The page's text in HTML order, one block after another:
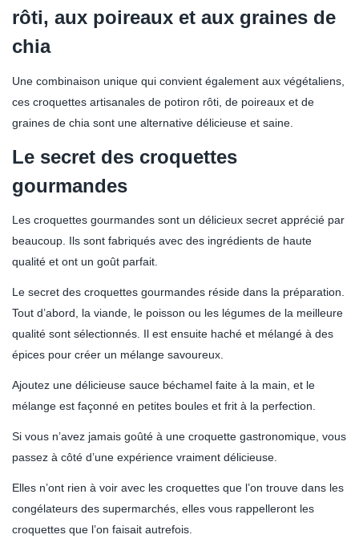
rôti, aux poireaux et aux graines de
chia
Une combinaison unique qui convient également aux végétaliens,
ces croquettes artisanales de potiron rôti, de poireaux et de
graines de chia sont une alternative délicieuse et saine.
Le secret des croquettes
gourmandes
Les croquettes gourmandes sont un délicieux secret apprécié par
beaucoup. Ils sont fabriqués avec des ingrédients de haute
qualité et ont un goût parfait.
Le secret des croquettes gourmandes réside dans la préparation.
Tout d’abord, la viande, le poisson ou les légumes de la meilleure
qualité sont sélectionnés. Il est ensuite haché et mélangé à des
épices pour créer un mélange savoureux.
Ajoutez une délicieuse sauce béchamel faite à la main, et le
mélange est façonné en petites boules et frit à la perfection.
Si vous n’avez jamais goûté à une croquette gastronomique, vous
passez à côté d’une expérience vraiment délicieuse.
Elles n’ont rien à voir avec les croquettes que l’on trouve dans les
congélateurs des supermarchés, elles vous rappelleront les
croquettes que l’on faisait autrefois.